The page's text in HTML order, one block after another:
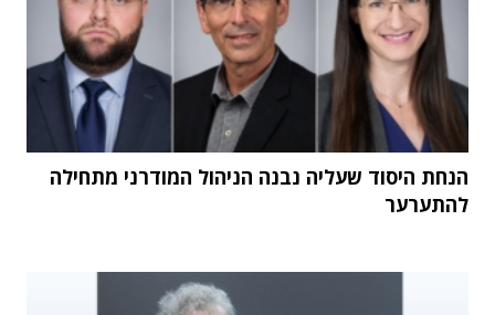
הנחת היסוד שעליה נבנה הניהול המודרני מתחילה
להתערער